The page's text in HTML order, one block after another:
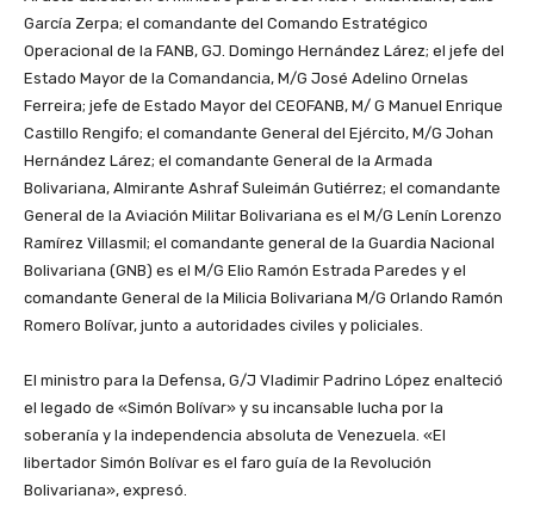
García Zerpa; el comandante del Comando Estratégico
Operacional de la FANB, GJ. Domingo Hernández Lárez; el jefe del
Estado Mayor de la Comandancia, M/G José Adelino Ornelas
Ferreira; jefe de Estado Mayor del CEOFANB, M/ G Manuel Enrique
Castillo Rengifo; el comandante General del Ejército, M/G Johan
Hernández Lárez; el comandante General de la Armada
Bolivariana, Almirante Ashraf Suleimán Gutiérrez; el comandante
General de la Aviación Militar Bolivariana es el M/G Lenín Lorenzo
Ramírez Villasmil; el comandante general de la Guardia Nacional
Bolivariana (GNB) es el M/G Elio Ramón Estrada Paredes y el
comandante General de la Milicia Bolivariana M/G Orlando Ramón
Romero Bolívar, junto a autoridades civiles y policiales.
‎El ministro para la Defensa, G/J Vladimir Padrino López enalteció
el legado de «Simón Bolívar» y su incansable lucha por la
soberanía y la independencia absoluta de Venezuela. «El
libertador Simón Bolívar es el faro guía de la Revolución
Bolivariana», expresó.